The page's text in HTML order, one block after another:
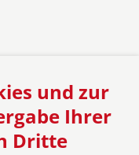
und zur
Ihrer
Dritte